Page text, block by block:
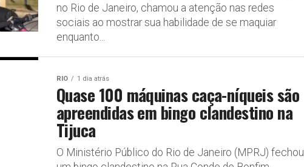
no Rio de Janeiro, chamou a atenção nas redes
sociais ao mostrar sua habilidade de se maquiar
enquanto...
RIO 1 dia atrás
Quase 100 máquinas caça-níqueis são
apreendidas em bingo clandestino na
Tijuca
O Ministério Público do Rio de Janeiro (MPRJ) fechou